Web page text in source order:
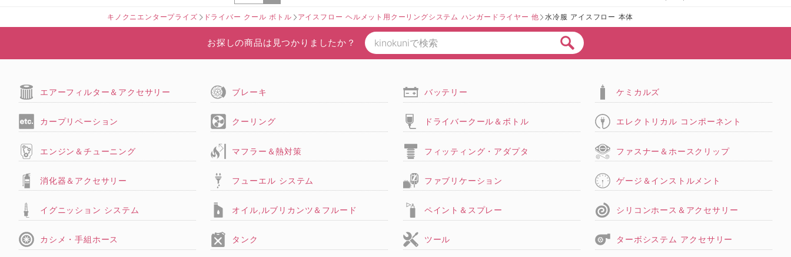
キノクニエンタープライズ ドライバー クール ボトル アイスフロー ヘルメット用クーリングシステム ハンガードライヤー 他 水冷服 アイスフロー 本体
お探しの商品は見つかりましたか？
エアーフィルター＆アクセサリー ブレーキ バッテリー ケミカルズ
カープリペーション クーリング ドライバークール＆ボトル エレクトリカル コンポーネント
エンジン＆チューニング マフラー＆熱対策 フィッティング・アダプタ ファスナー＆ホースクリップ
消化器＆アクセサリー フューエル システム ファブリケーション ゲージ＆インストルメント
イグニッション システム オイル,ルブリカンツ＆フルード ペイント＆スプレー シリコンホース＆アクセサリー
カシメ・手組ホース タンク ツール ターボシステム アクセサリー